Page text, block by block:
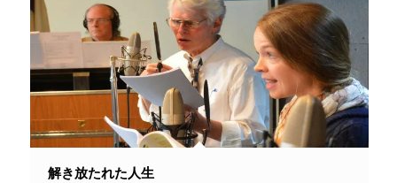
解き放たれた人生